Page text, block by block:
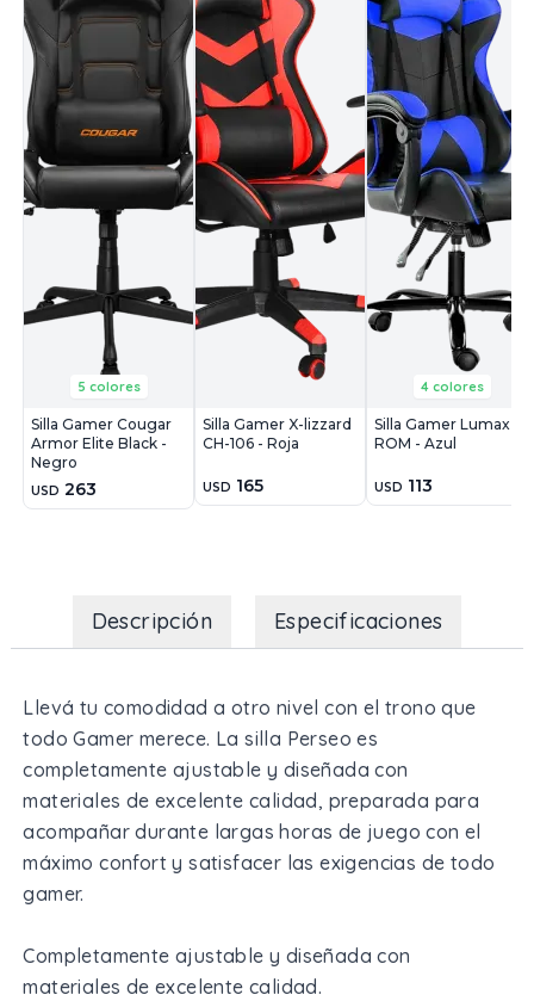
5 colores
Silla Gamer Cougar
Armor Elite Black -
Negro
USD 263
Silla Gamer X-lizzard
CH-106 - Roja
USD 165
4 colores
Silla Gamer Lumax
ROM - Azul
USD 113
Descripción Especificaciones
Llevá tu comodidad a otro nivel con el trono que
todo Gamer merece. La silla Perseo es
completamente ajustable y diseñada con
materiales de excelente calidad, preparada para
acompañar durante largas horas de juego con el
máximo confort y satisfacer las exigencias de todo
gamer.
Completamente ajustable y diseñada con
materiales de excelente calidad.